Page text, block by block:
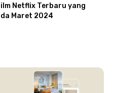
Netflix Terbaru yang
Maret 2024